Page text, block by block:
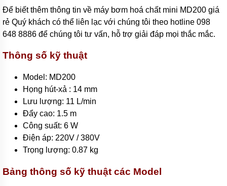
Thương
hiệu
bơm
hóa
chất
Bơm
răng
bơm
bánh
ăn
khớp
bơm
bánh
Để biết thêm thông tin về máy bơm hoá chất mini MD200 giá
rẻ Quý khách có thể liên lạc với chúng tôi theo hotline 098
648 8886 để chúng tôi tư vấn, hỗ trợ giải đáp mọi thắc mắc.
Thông số kỹ thuật
Model: MD200
Họng hút-xả : 14 mm
Lưu lượng: 11 L/min
Đẩy cao: 1.5 m
Công suất: 6 W
Điện áp: 220V / 380V
Trọng lượng: 0.87 kg
Bảng thông số kỹ thuật các Model